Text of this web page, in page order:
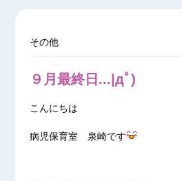
その他
９月最終日...|дﾟ)
こんにちは
病児保育室 泉崎です